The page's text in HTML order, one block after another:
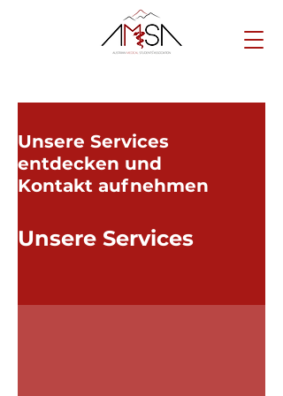
Unsere Services
entdecken und
Kontakt aufnehmen
Unsere Services